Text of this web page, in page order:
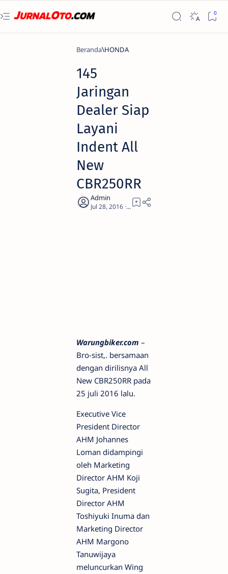
Beranda HONDA
145
Jaringan
Dealer Siap
Layani
Indent All
New
CBR250RR
1
Warungbiker.com –
Bro-sist,. bersamaan
dengan dirilisnya All
New CBR250RR pada
25 juli 2016 lalu.
Executive Vice
President Director
AHM Johannes
Loman didampingi
oleh Marketing
Director AHM Koji
Sugita, President
Director AHM
Toshiyuki Inuma dan
Marketing Director
AHM Margono
Tanuwijaya
meluncurkan Wing